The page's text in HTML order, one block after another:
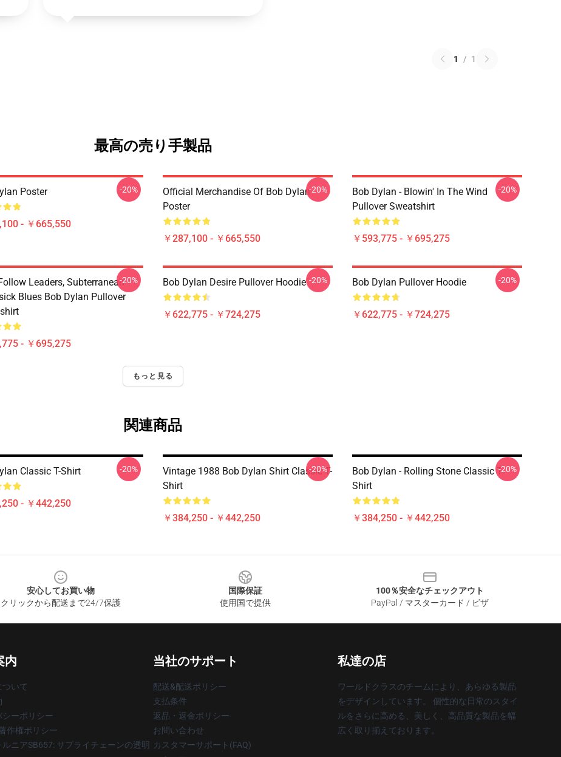
1 / 1
最高の売り手製品
Poster
- ￥665,550
-20%
Official Merchandise Of Bob Dylan
Poster
￥287,100 - ￥665,550
-20%
Bob Dylan - Blowin' In The Wind
Pullover Sweatshirt
￥593,775 - ￥695,275
-20%
Leaders, Subterranean
Blues Bob Dylan Pullover
- ￥695,275
-20% Bob Dylan Desire Pullover Hoodie
￥622,775 - ￥724,275
-20% Bob Dylan Pullover Hoodie
￥622,775 - ￥724,275
-20%
もっと見る
関連商品
Classic T-Shirt
- ￥442,250
-20%
Vintage 1988 Bob Dylan Shirt Classic T-
Shirt
￥384,250 - ￥442,250
-20%
Bob Dylan - Rolling Stone Classic T-
Shirt
￥384,250 - ￥442,250
-20%
安心してお買い物
クリックから配送まで24/7保護
国際保証
使用国で提供
100％安全なチェックアウト
PayPal / マスターカード / ビザ
内
ついて
シーポリシー
作権ポリシー
ルニアSB657: サプライチェーンの透明
当社のサポート
配送&配送ポリシー
支払条件
返品・返金ポリシー
お問い合わせ
カスタマーサポート(FAQ)
私達の店
ワールドクラスのチームにより、あらゆる製品
をデザインしています。 個性的な日常のスタイ
ルをさらに高める、美しく、高品質な製品を幅
広く取り揃えております。